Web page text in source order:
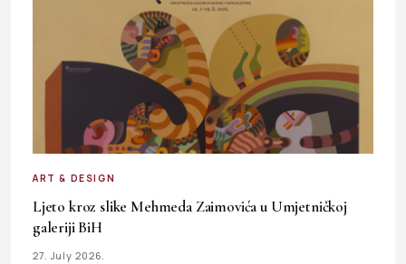
ART & DESIGN
Ljeto kroz slike Mehmeda Zaimovića u Umjetničkoj
galeriji BiH
27. July 2026.